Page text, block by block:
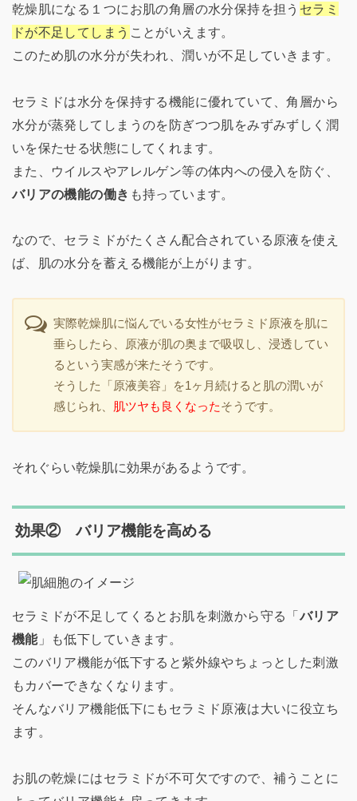
乾燥肌になる１つにお肌の角層の水分保持を担う セラミ
ドが不足してしまう ことがいえます。
このため肌の水分が失われ、潤いが不足していきます。
セラミドは水分を保持する機能に優れていて、角層から
水分が蒸発してしまうのを防ぎつつ肌をみずみずしく潤
いを保たせる状態にしてくれます。
また、ウイルスやアレルゲン等の体内への侵入を防ぐ、
バリアの機能の働き も持っています。
なので、セラミドがたくさん配合されている原液を使え
ば、肌の水分を蓄える機能が上がります。
実際乾燥肌に悩んでいる女性がセラミド原液を肌に
垂らしたら、原液が肌の奥まで吸収し、浸透してい
るという実感が来たそうです。
そうした「原液美容」を1ヶ月続けると肌の潤いが
感じられ、 肌ツヤも良くなったそうです。
それぐらい乾燥肌に効果があるようです。
効果② バリア機能を高める
セラミドが不足してくるとお肌を刺激から守る「バリア
機能」も低下していきます。
このバリア機能が低下すると紫外線やちょっとした刺激
もカバーできなくなります。
そんなバリア機能低下にもセラミド原液は大いに役立ち
ます。
お肌の乾燥にはセラミドが不可欠ですので、補うことに